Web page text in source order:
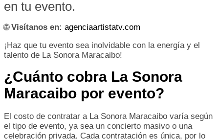
en tu evento.
🌐Visítanos en: agenciaartistatv.com
¡Haz que tu evento sea inolvidable con la energía y el
talento de La Sonora Maracaibo!
¿Cuánto cobra La Sonora
Maracaibo por evento?
El costo de contratar a La Sonora Maracaibo varía según
el tipo de evento, ya sea un concierto masivo o una
celebración privada. Cada contratación es única, por lo